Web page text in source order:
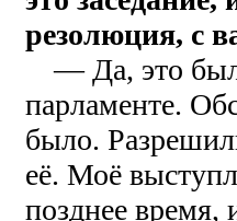
резолюция, с
— Да, это
парламенте.
было.
её. Моё
позднее время,